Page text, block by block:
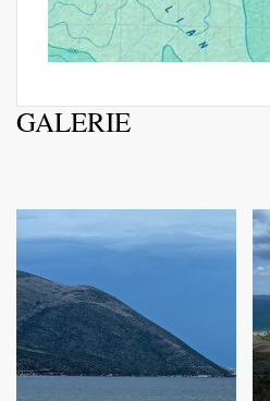
GALERIE